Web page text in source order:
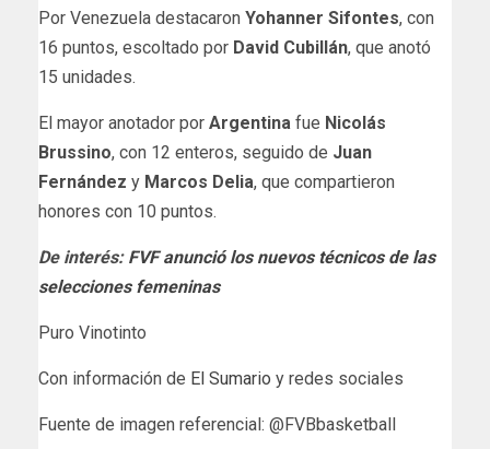
Por Venezuela destacaron Yohanner Sifontes, con
16 puntos, escoltado por David Cubillán, que anotó
15 unidades.
El mayor anotador por Argentina fue Nicolás
Brussino, con 12 enteros, seguido de Juan
Fernández y Marcos Delia, que compartieron
honores con 10 puntos.
De interés: FVF anunció los nuevos técnicos de las
selecciones femeninas
Puro Vinotinto
Con información de El Sumario y redes sociales
Fuente de imagen referencial: @FVBbasketball